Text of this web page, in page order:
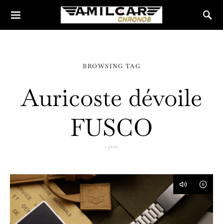
BROWSING TAG
Auricoste dévoile
FUSCO
1 post